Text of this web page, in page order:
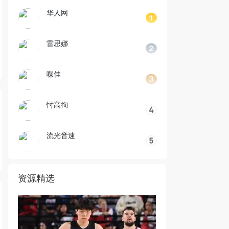
华人网
雷思娜
喋佳
忖高徇
流光音速
资源精选